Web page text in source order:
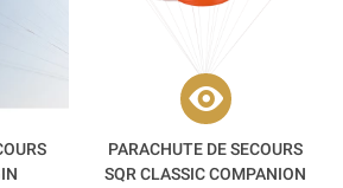
PARACHUTE DE SECOURS
SQR CLASSIC COMPANION